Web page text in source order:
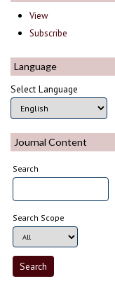
View
Subscribe
Language
Select Language
Journal Content
Search
Search Scope